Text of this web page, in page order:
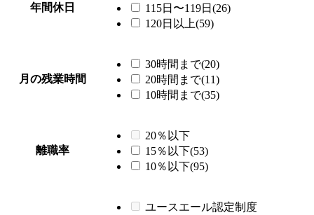
年間休日
115日〜119日(26)
120日以上(59)
月の残業時間
30時間まで(20)
20時間まで(11)
10時間まで(35)
離職率
20％以下
15％以下(53)
10％以下(95)
ユースエール認定制度